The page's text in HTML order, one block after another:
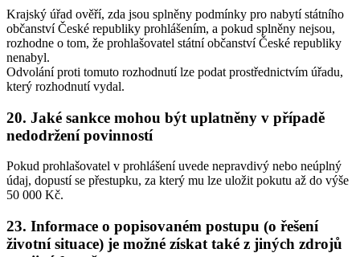
Krajský úřad ověří, zda jsou splněny podmínky pro nabytí státního
občanství České republiky prohlášením, a pokud splněny nejsou,
rozhodne o tom, že prohlašovatel státní občanství České republiky
nenabyl.
Odvolání proti tomuto rozhodnutí lze podat prostřednictvím úřadu,
který rozhodnutí vydal.
20. Jaké sankce mohou být uplatněny v případě
nedodržení povinností
Pokud prohlašovatel v prohlášení uvede nepravdivý nebo neúplný
údaj, dopustí se přestupku, za který mu lze uložit pokutu až do výše
50 000 Kč.
23. Informace o popisovaném postupu (o řešení
životní situace) je možné získat také z jiných zdrojů